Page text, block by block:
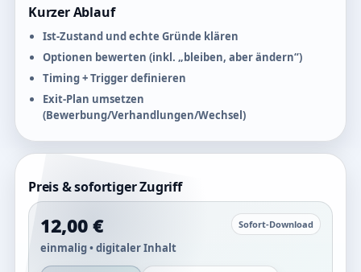
Kurzer Ablauf
Ist-Zustand und echte Gründe klären
Optionen bewerten (inkl. „bleiben, aber ändern“)
Timing + Trigger definieren
Exit-Plan umsetzen
(Bewerbung/Verhandlungen/Wechsel)
Preis & sofortiger Zugriff
12,00 €
einmalig • digitaler Inhalt
Sofort-Download